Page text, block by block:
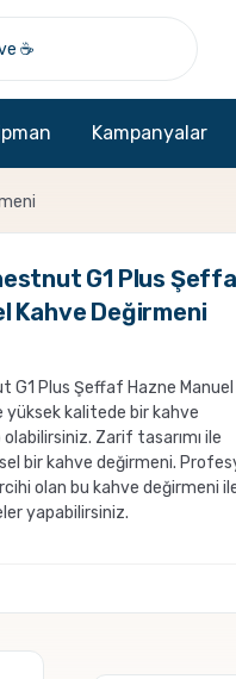
Kampanyalar
G1 Plus
Kahve Değirmeni
G1 Plus Şeffaf Hazne Manuel
yüksek kalitede bir kahve
Zarif tasarımı ile
bir kahve değirmeni.
olan bu kahve değirmeni
yapabilirsiniz.